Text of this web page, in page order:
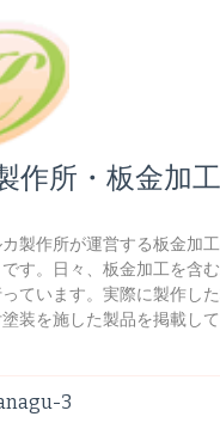
作所・板金加
製作所が運営する板金加
す。日々、板金加工を含
ています。実際に製作し
装を施した製品を掲載し
3